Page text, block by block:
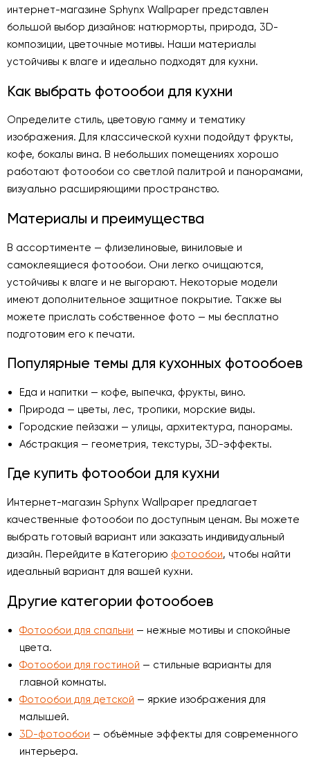
интернет-магазине Sphynx Wallpaper представлен
большой выбор дизайнов: натюрморты, природа, 3D-
композиции, цветочные мотивы. Наши материалы
устойчивы к влаге и идеально подходят для кухни.
Как выбрать фотообои для кухни
Определите стиль, цветовую гамму и тематику
изображения. Для классической кухни подойдут фрукты,
кофе, бокалы вина. В небольших помещениях хорошо
работают фотообои со светлой палитрой и панорамами,
визуально расширяющими пространство.
Материалы и преимущества
В ассортименте — флизелиновые, виниловые и
самоклеящиеся фотообои. Они легко очищаются,
устойчивы к влаге и не выгорают. Некоторые модели
имеют дополнительное защитное покрытие. Также вы
можете прислать собственное фото — мы бесплатно
подготовим его к печати.
Популярные темы для кухонных фотообоев
Еда и напитки — кофе, выпечка, фрукты, вино.
Природа — цветы, лес, тропики, морские виды.
Городские пейзажи — улицы, архитектура, панорамы.
Абстракция — геометрия, текстуры, 3D-эффекты.
Где купить фотообои для кухни
Интернет-магазин Sphynx Wallpaper предлагает
качественные фотообои по доступным ценам. Вы можете
выбрать готовый вариант или заказать индивидуальный
дизайн. Перейдите в Категорию фотообои, чтобы найти
идеальный вариант для вашей кухни.
Другие категории фотообоев
Фотообои для спальни — нежные мотивы и спокойные
цвета.
Фотообои для гостиной — стильные варианты для
главной комнаты.
Фотообои для детской — яркие изображения для
малышей.
3D-фотообои — объёмные эффекты для современного
интерьера.